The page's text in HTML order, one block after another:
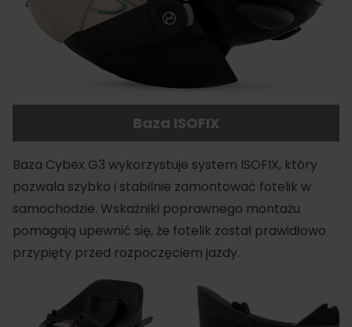
Baza ISOFIX
Baza Cybex G3 wykorzystuje system ISOFIX, który
pozwala szybko i stabilnie zamontować fotelik w
samochodzie. Wskaźniki poprawnego montażu
pomagają upewnić się, że fotelik został prawidłowo
przypięty przed rozpoczęciem jazdy.